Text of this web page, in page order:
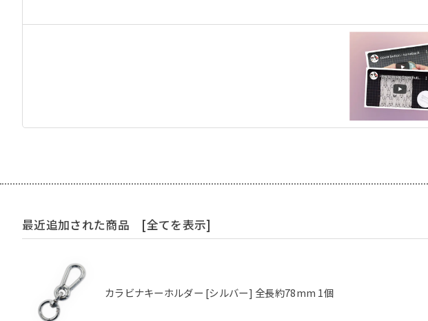
最近追加された商品 [全てを表示]
カラビナキーホルダー [シルバー] 全長約78mm 1個